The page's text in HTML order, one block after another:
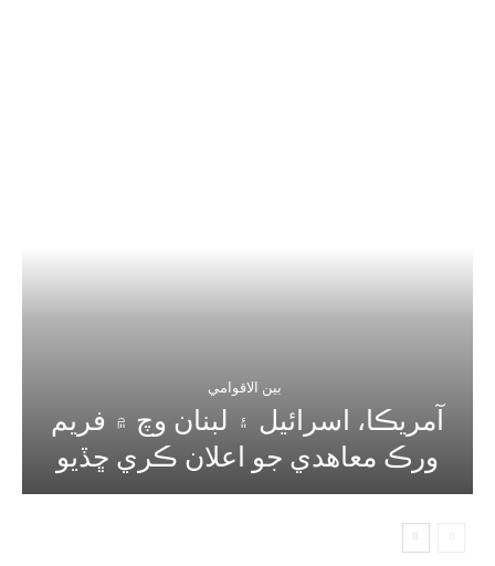
بين الاقوامي
آمريڪا، اسرائيل ۽ لبنان وچ ۾ فريم
ورڪ معاهدي جو اعلان ڪري ڇڏيو